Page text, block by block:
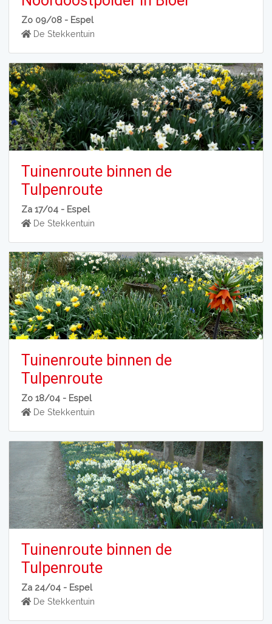
Zo 09/08 - Espel
De Stekkentuin
Tuinenroute binnen de
Tulpenroute
Za 17/04 - Espel
De Stekkentuin
Tuinenroute binnen de
Tulpenroute
Zo 18/04 - Espel
De Stekkentuin
Tuinenroute binnen de
Tulpenroute
Za 24/04 - Espel
De Stekkentuin